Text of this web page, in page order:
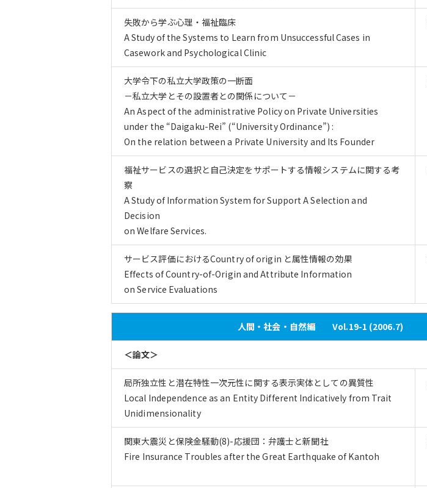
失敗から学ぶ心理・福祉臨床
A Study of the Systems to Learn from Unsuccessful Cases in
Casework and Psychological Clinic
大学令下の私立大学政策の一断面
－私立大学とその設置者との関係について－
An Aspect of the administrative Policy on Private Universities
under the “Daigaku-Rei” (“University Ordinance”) :
On the relation between a Private University and Its Founder
福祉サービスの選択と自己決定をサポートする情報システムに関する考
察
A Study of Information System for Support A Selection and
Decision
on Welfare Services.
サービス評価におけるCountry of origin と属性情報の効果
Effects of Country-of-Origin and Attribute Information
on Service Evaluations
人間・社会・自然編 Vol.19-1 (2006.7)
＜論文＞
局所独立性と潜在特性一次元性に関する表示実体としての異質性
Local Independence as an Entity Different Indicatively from Trait
Unidimensionality
関東大震災と保険金騒動(8)-応援団：弁護士と新聞社
Fire Insurance Troubles after the Great Earthquake of Kantoh